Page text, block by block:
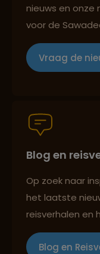
Reizen met
Persoonlijk
Best
nieuws en onze
voor de
Vraag de
Blog en
Op zoek naar
het laatste
reisverhalen en
Blog en